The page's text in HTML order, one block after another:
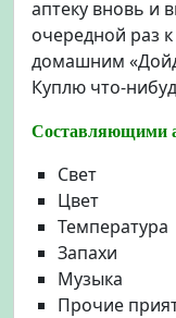
аптеку вновь и
очередной раз
домашним
Куплю что-
Составляющими
Свет
Цвет
Температура
Запахи
Музыка
Прочие